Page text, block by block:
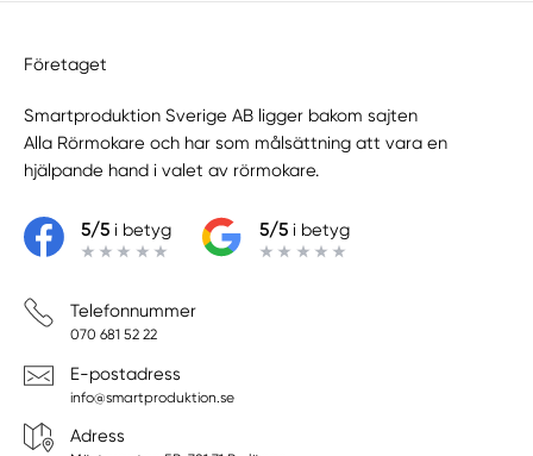
Företaget
Smartproduktion Sverige AB ligger bakom sajten
Alla Rörmokare och har som målsättning att vara en
hjälpande hand i valet av rörmokare.
5/5i betyg 5/5i betyg
Telefonnummer
070 681 52 22
E-postadress
info@smartproduktion.se
Adress